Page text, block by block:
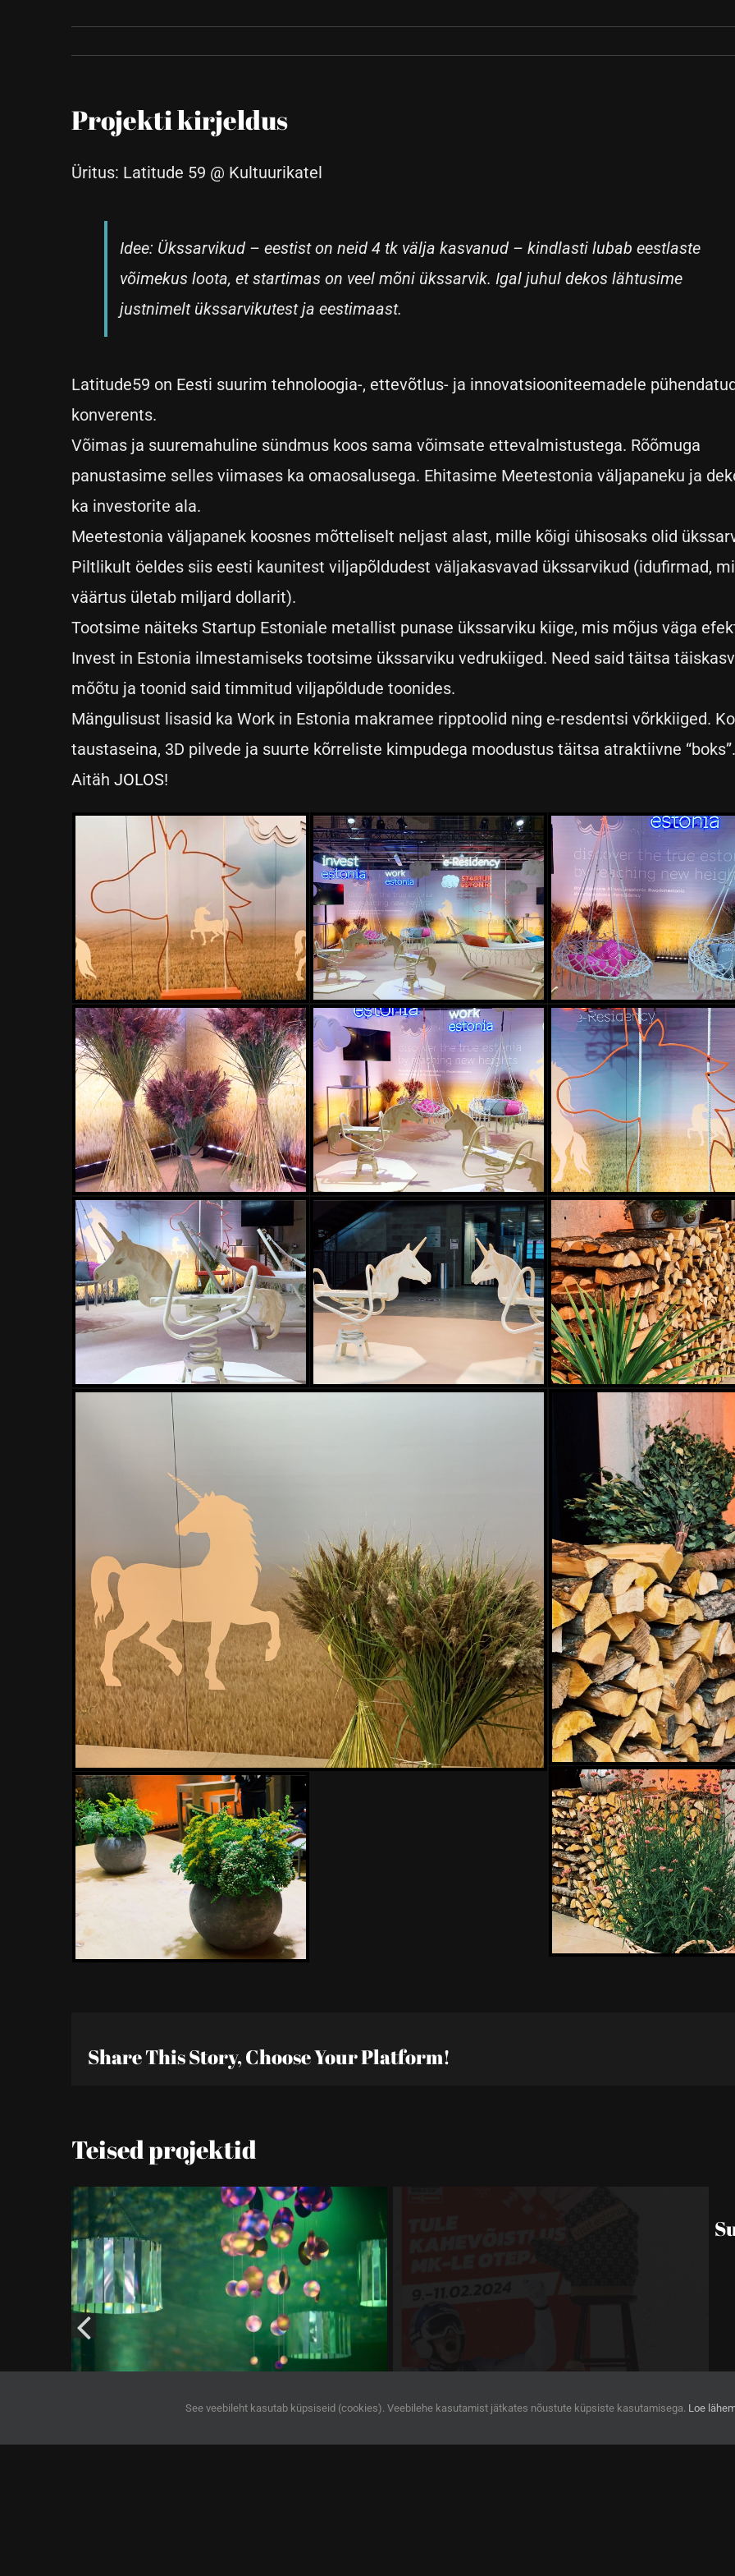
Projekti kirjeldus
Üritus: Latitude 59 @ Kultuurikatel
Idee: Ükssarvikud – eestist on neid 4 tk välja kasvanud – kindlasti lubab eestlaste
võimekus loota, et startimas on veel mõni ükssarvik. Igal juhul dekos lähtusime
justnimelt ükssarvikutest ja eestimaast.
Latitude59 on Eesti suurim tehnoloogia-, ettevõtlus- ja innovatsiooniteemadele
konverents.
Võimas ja suuremahuline sündmus koos sama võimsate ettevalmistustega. Rõõmuga
panustasime selles viimases ka omaosalusega. Ehitasime Meetestonia väljapaneku ja
ka investorite ala.
Meetestonia väljapanek koosnes mõtteliselt neljast alast, mille kõigi ühisosaks olid
Piltlikult öeldes siis eesti kaunitest viljapõldudest väljakasvavad ükssarvikud (idufirmad,
väärtus ületab miljard dollarit).
Tootsime näiteks Startup Estoniale metallist punase ükssarviku kiige, mis mõjus väga
Invest in Estonia ilmestamiseks tootsime ükssarviku vedrukiiged. Need said täitsa
mõõtu ja toonid said timmitud viljapõldude toonides.
Mängulisust lisasid ka Work in Estonia makramee ripptoolid ning e-resdentsi võrkkiiged.
taustaseina, 3D pilvede ja suurte kõrreliste kimpudega moodustus täitsa atraktiivne “boks”.
Aitäh JOLOS!
Share This Story, Choose Your Platform!
Teised projektid
Hea aja festival Kohukeste lansseerimine
See veebileht kasutab küpsiseid (cookies). Veebilehe kasutamist jätkates nõustute küpsiste kasutamisega. Loe